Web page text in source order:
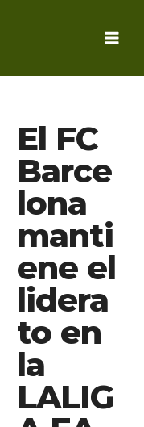
El FC
Barce
lona
manti
ene el
lidera
to en
la
LALIG